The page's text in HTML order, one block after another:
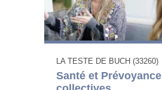
LA TESTE DE BUCH (33260)
Santé et Prévoyance